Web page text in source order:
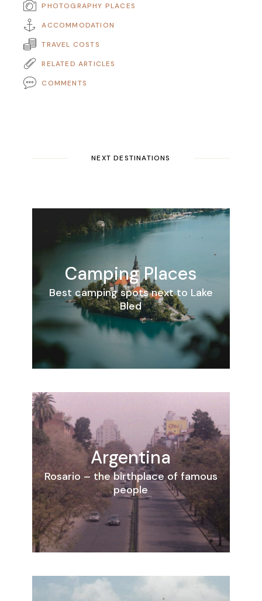
PHOTOGRAPHY PLACES
ACCOMMODATION
TRAVEL COSTS
RELATED ARTICLES
COMMENTS
NEXT DESTINATIONS
Camping Places
Best camping spots next to Lake
Bled
Argentina
Rosario – the birthplace of famous
people